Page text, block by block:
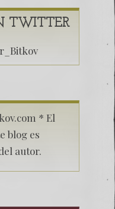
TWITTER
* El
blog es
autor.